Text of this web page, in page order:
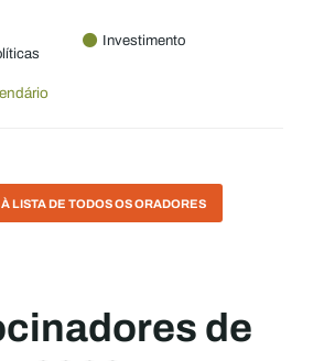
Investimento
LISTA DE TODOS OS ORADORES
de